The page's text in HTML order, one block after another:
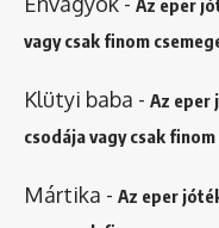
Az eper
vagy csak finom
Klütyi baba - Az eper
csodája vagy csak finom
Mártika - Az eper